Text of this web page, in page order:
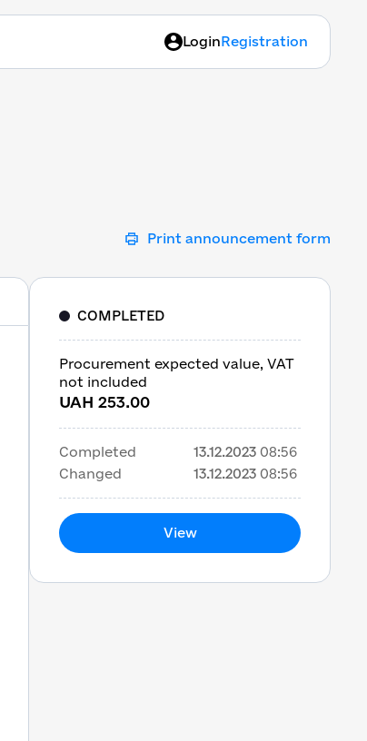
LoginRegistration
Print announcement form
COMPLETED
Procurement expected value, VAT
not included
UAH 253.00
Completed 13.12.2023 08:56
Changed
13.12.2023 08:56
View